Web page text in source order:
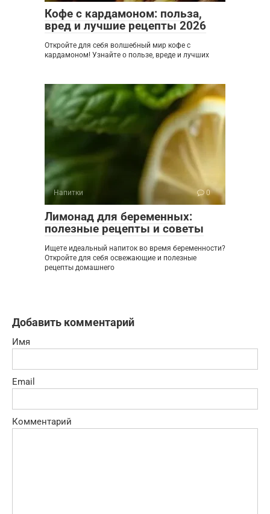
Кофе с кардамоном: польза,
вред и лучшие рецепты 2026
Откройте для себя волшебный мир кофе с
кардамоном! Узнайте о пользе, вреде и лучших
Напитки 0
Лимонад для беременных:
полезные рецепты и советы
Ищете идеальный напиток во время беременности?
Откройте для себя освежающие и полезные
рецепты домашнего
Добавить комментарий
Имя
Email
Комментарий